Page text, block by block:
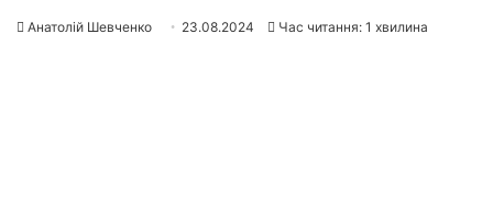
Анатолій Шевченко 23.08.2024 Час читання: 1 хвилина